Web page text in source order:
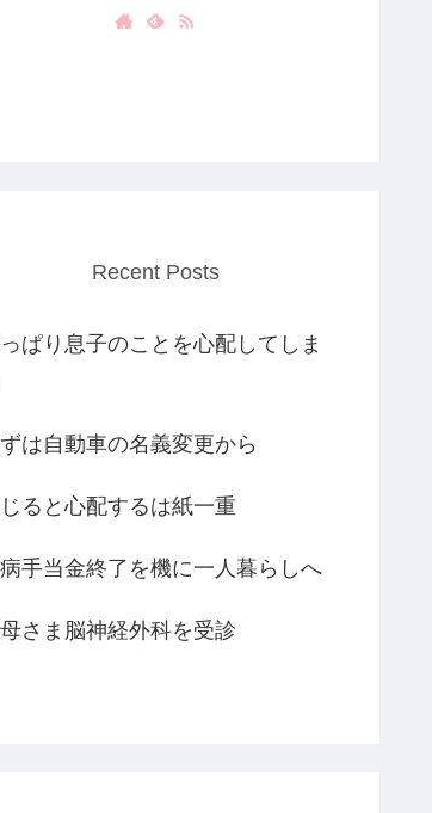
Recent Posts
ぱり息子のことを心配してしま
は自動車の名義変更から
ると心配するは紙一重
手当金終了を機に一人暮らしへ
さま脳神経外科を受診